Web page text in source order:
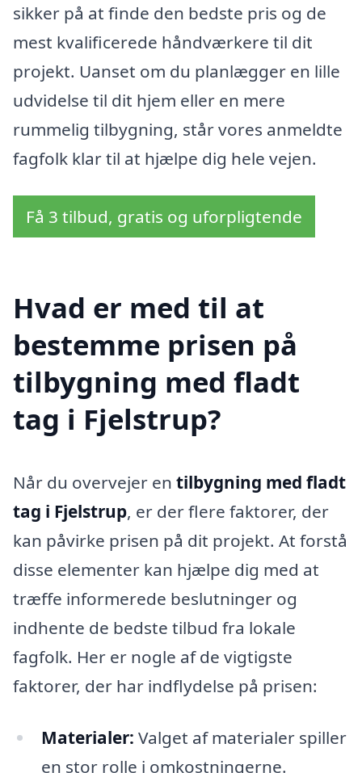
sikker på at finde den bedste pris og de
mest kvalificerede håndværkere til dit
projekt. Uanset om du planlægger en lille
udvidelse til dit hjem eller en mere
rummelig tilbygning, står vores anmeldte
fagfolk klar til at hjælpe dig hele vejen.
Få 3 tilbud, gratis og uforpligtende
Hvad er med til at
bestemme prisen på
tilbygning med fladt
tag i Fjelstrup?
Når du overvejer en tilbygning med fladt
tag i Fjelstrup, er der flere faktorer, der
kan påvirke prisen på dit projekt. At forstå
disse elementer kan hjælpe dig med at
træffe informerede beslutninger og
indhente de bedste tilbud fra lokale
fagfolk. Her er nogle af de vigtigste
faktorer, der har indflydelse på prisen:
Materialer: Valget af materialer spiller
en stor rolle i omkostningerne.